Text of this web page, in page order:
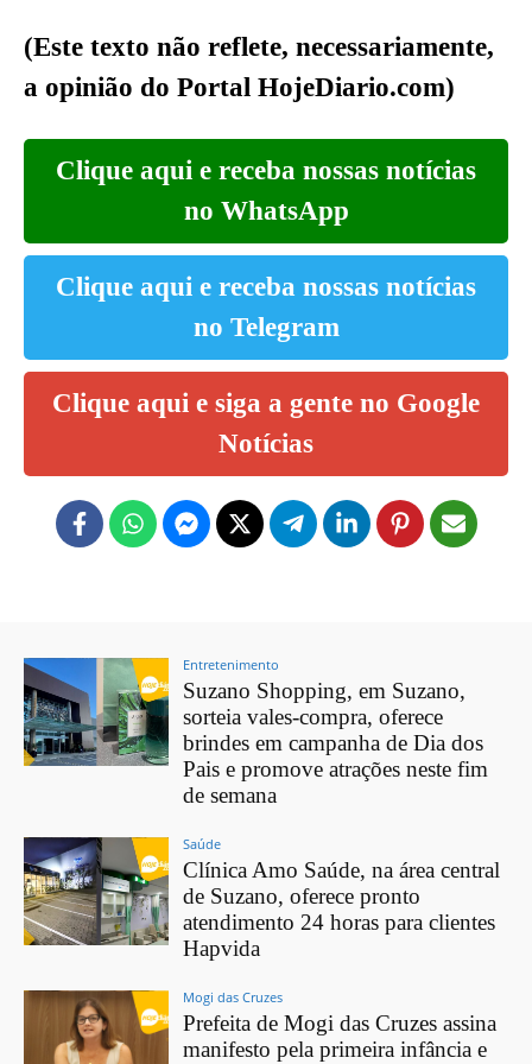
(Este texto não reflete, necessariamente,
a opinião do Portal HojeDiario.com)
Clique aqui e receba nossas notícias
no WhatsApp
Clique aqui e receba nossas notícias
no Telegram
Clique aqui e siga a gente no Google
Notícias
Entretenimento
Suzano Shopping, em Suzano,
sorteia vales-compra, oferece
brindes em campanha de Dia dos
Pais e promove atrações neste fim
de semana
Saúde
Clínica Amo Saúde, na área central
de Suzano, oferece pronto
atendimento 24 horas para clientes
Hapvida
Mogi das Cruzes
Prefeita de Mogi das Cruzes assina
manifesto pela primeira infância e